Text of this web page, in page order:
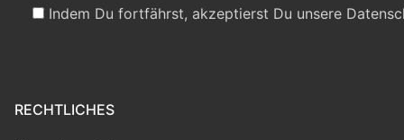
Indem Du fortfährst, akzeptierst Du unsere
RECHTLICHES